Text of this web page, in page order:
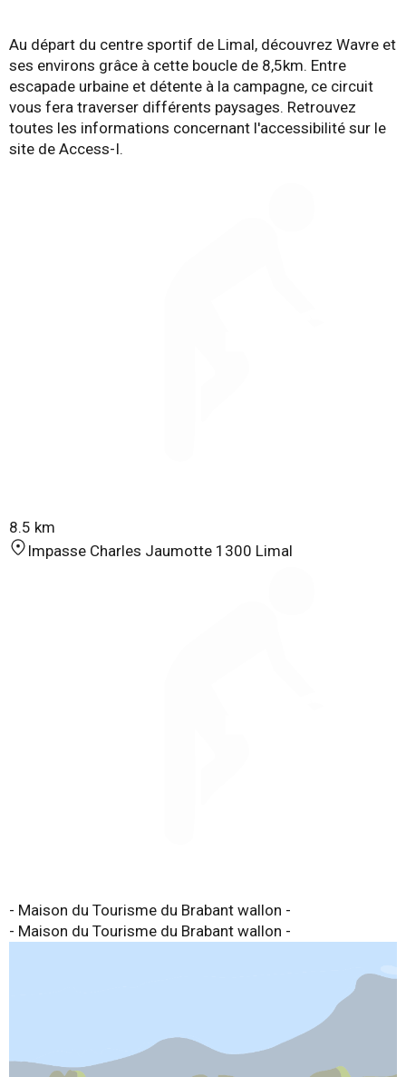
Au départ du centre sportif de Limal, découvrez Wavre et
ses environs grâce à cette boucle de 8,5km. Entre
escapade urbaine et détente à la campagne, ce circuit
vous fera traverser différents paysages. Retrouvez
toutes les informations concernant l'accessibilité sur le
site de Access-I.
8.5 km
Impasse Charles Jaumotte 1300 Limal
- Maison du Tourisme du Brabant wallon -
- Maison du Tourisme du Brabant wallon -